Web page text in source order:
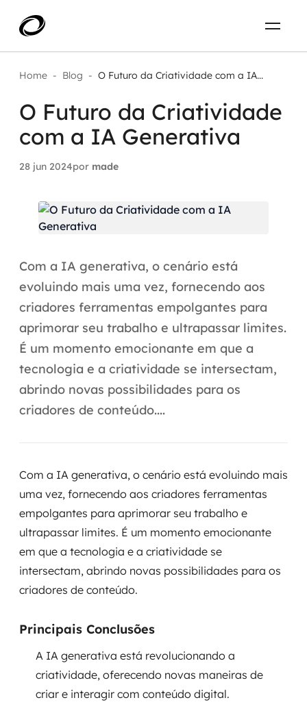
O que resolvemos
Aplicar IA com impacto real
IA Generativa
Aceleradores de IA
Automação inteligente
Integração de IA
RPA e hiperautomação
AI Day
Data Analytics
Engenharia de dados
Data Platforms
Business Intelligence
Data Lakes & Warehouses
Governança de dados
Modernização de aplicações
Desenvolvimento web e mobile
Carreira
PT-BR
ENTRE EM CONTATO
Home - Blog - O Futuro da Criatividade com a IA...
O Futuro da Criatividade
com a IA Generativa
28 jun 2024por made
Com a IA generativa, o cenário está
evoluindo mais uma vez, fornecendo aos
criadores ferramentas empolgantes para
aprimorar seu trabalho e ultrapassar limites.
É um momento emocionante em que a
tecnologia e a criatividade se intersectam,
abrindo novas possibilidades para os
criadores de conteúdo....
Com a IA generativa, o cenário está evoluindo mais
uma vez, fornecendo aos criadores ferramentas
empolgantes para aprimorar seu trabalho e
ultrapassar limites. É um momento emocionante
em que a tecnologia e a criatividade se
intersectam, abrindo novas possibilidades para os
criadores de conteúdo.
Principais Conclusões
A IA generativa está revolucionando a
criatividade, oferecendo novas maneiras de
criar e interagir com conteúdo digital.